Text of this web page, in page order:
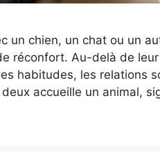
un chien, un chat ou un
réconfort. Au-delà de
habitudes, les relations
accueille un animal,